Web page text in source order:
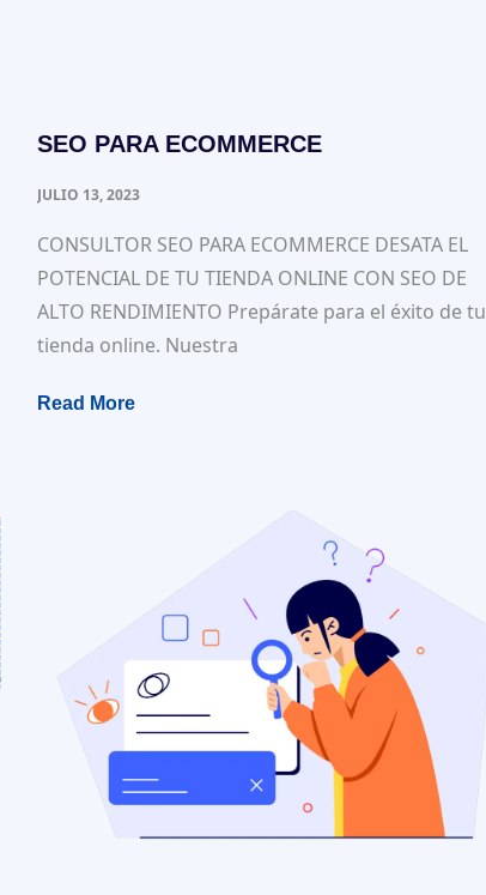
SEO PARA ECOMMERCE
JULIO 13, 2023
CONSULTOR SEO PARA ECOMMERCE DESATA EL
POTENCIAL DE TU TIENDA ONLINE CON SEO DE
ALTO RENDIMIENTO Prepárate para el éxito de tu
tienda online. Nuestra
Read More